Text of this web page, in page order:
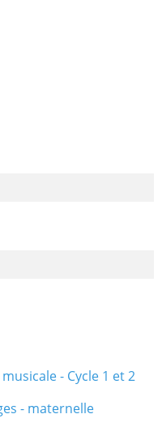
- Cycle 1 et 2
- maternelle